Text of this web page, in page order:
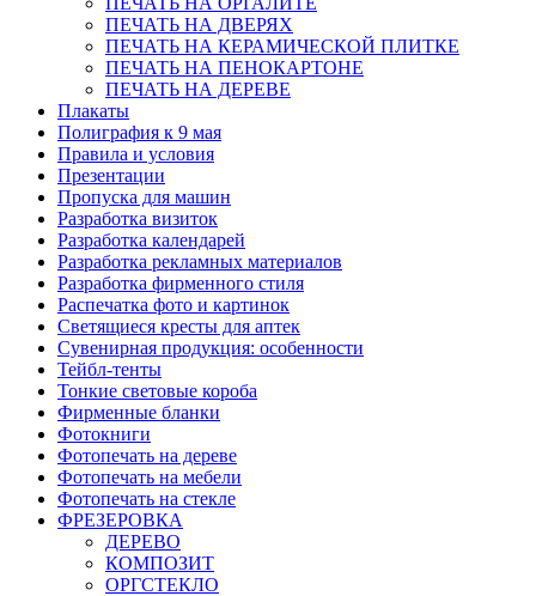
ПЕЧАТЬ НА ДВЕРЯХ
ПЕЧАТЬ НА КЕРАМИЧЕСКОЙ ПЛИТКЕ
ПЕЧАТЬ НА ПЕНОКАРТОНЕ
ПЕЧАТЬ НА ДЕРЕВЕ
Плакаты
Полиграфия к 9 мая
Правила и условия
Презентации
Пропуска для машин
Разработка визиток
Разработка календарей
Разработка рекламных материалов
Разработка фирменного стиля
Распечатка фото и картинок
Светящиеся кресты для аптек
Сувенирная продукция: особенности
Тейбл-тенты
Тонкие световые короба
Фирменные бланки
Фотокниги
Фотопечать на дереве
Фотопечать на мебели
Фотопечать на стекле
ФРЕЗЕРОВКА
ДЕРЕВО
КОМПОЗИТ
ОРГСТЕКЛО